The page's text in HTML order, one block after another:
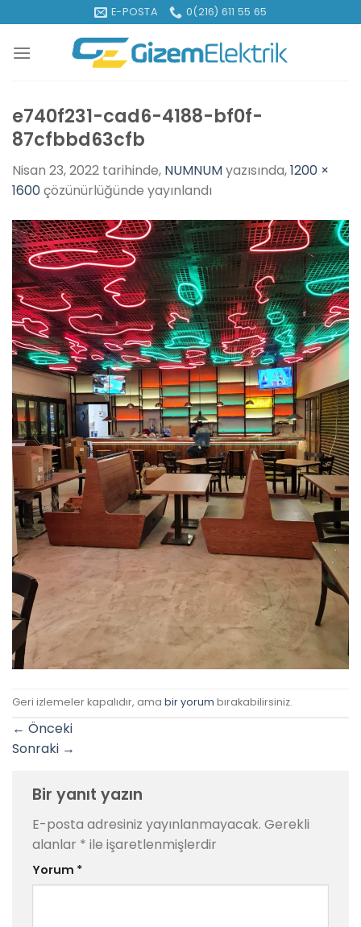
atla
E-POSTA 0(216) 611 55 65
e740f231-cad6-4188-bf0f-
87cfbbd63cfb
Nisan 23, 2022 tarihinde, NUMNUMyazısında,1200 ×
1600çözünürlüğünde yayınlandı
Geri izlemeler kapalıdır, ama bir yorum bırakabilirsiniz.
← Önceki
Sonraki →
Bir yanıt yazın
E-posta adresiniz yayınlanmayacak. Gerekli
alanlar * ile işaretlenmişlerdir
Yorum *